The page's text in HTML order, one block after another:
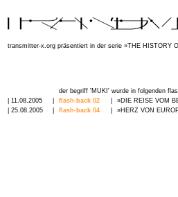
transmitter-x.org präsentiert in der serie »THE HISTORY
der begriff 'MUKI' wurde in folgenden
| 11.08.2005
flash-back 02
»DIE REISE VOM
| 25.08.2005
flash-back 04 »HERZ VON